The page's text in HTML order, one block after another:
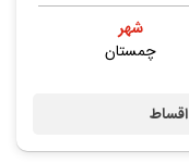
شهر
چمستان
اقساط